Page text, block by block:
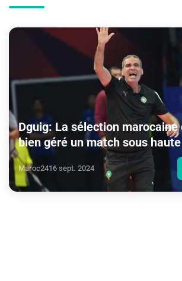
Dguig: La sélection marocaine
bien géré un match sous
Maroc2416 sept. 2024